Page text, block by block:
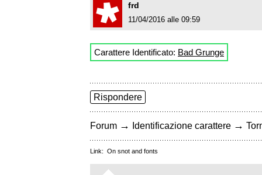
frd
11/04/2016 alle 09:59
Carattere Identificato: Bad Grunge
Rispondere
Forum → Identificazione carattere →
Link: On snot and fonts